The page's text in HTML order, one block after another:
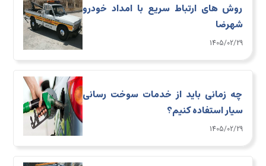
روش های ارتباط سریع با امداد خودرو
شهرضا
1405/02/29
چه زمانی باید از خدمات سوخت رسانی
سیار استفاده کنیم؟
1405/02/29